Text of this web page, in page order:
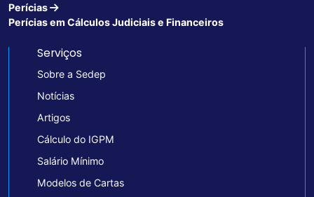
Perícias
Perícias em Cálculos Judiciais e Financeiros
Serviços
Sobre a Sedep
Notícias
Artigos
Cálculo do IGPM
Salário Mínimo
Modelos de Cartas